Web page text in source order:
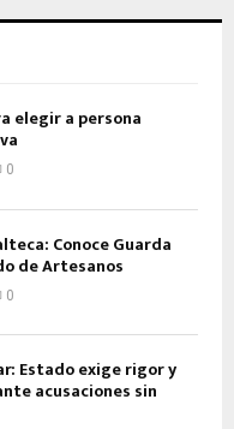
elegir a persona
0
Conoce Guarda
de Artesanos
0
Estado exige rigor y
acusaciones sin